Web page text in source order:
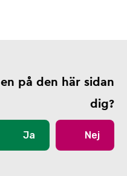
på den här sidan
dig?
Ja Nej